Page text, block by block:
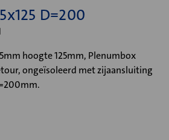
D=200
hoogte 125mm, Plenumbox
ongeïsoleerd met zijaansluiting